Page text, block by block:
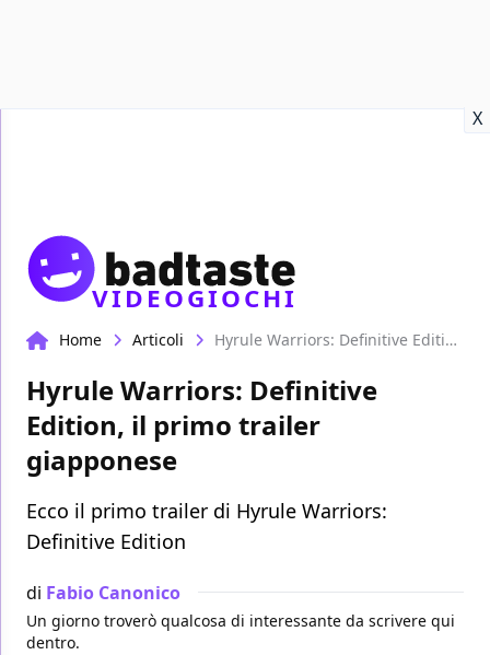
X
VIDEOGIOCHI
Home Articoli Hyrule Warriors: Definitive Edition, il primo trailer giapponese
Hyrule Warriors: Definitive
Edition, il primo trailer
giapponese
Ecco il primo trailer di Hyrule Warriors:
Definitive Edition
di Fabio Canonico
Un giorno troverò qualcosa di interessante da scrivere qui
dentro.